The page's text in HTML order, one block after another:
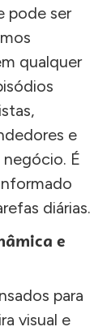
pode ser
qualquer
e
negócio. É
diárias.
e
para
visual e